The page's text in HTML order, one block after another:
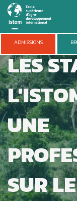
Aller
contenu
principal
ISTOM
FORMATIONS
ADMISSIONS
VIE DU CAMPUS
ENTREPRISES
RECHERCHE
ADMISSIONS
LES
UNE
SUR